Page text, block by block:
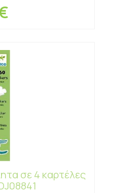
σε 4 καρτέλες